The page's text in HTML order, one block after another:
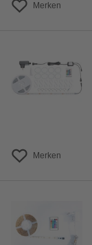
Merken
Merken